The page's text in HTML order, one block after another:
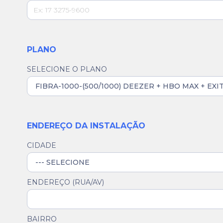
PLANO
SELECIONE O PLANO
ENDEREÇO DA INSTALAÇÃO
CIDADE
ENDEREÇO (RUA/AV)
BAIRRO